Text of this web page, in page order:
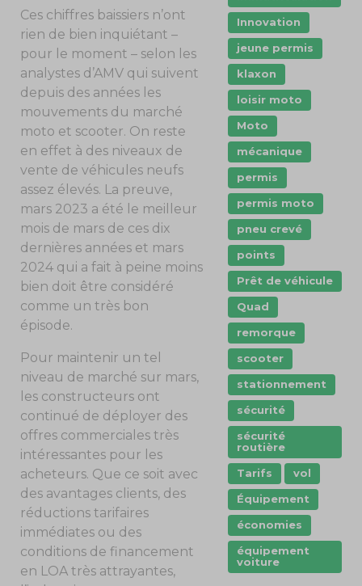
Ces chiffres baissiers n’ont
rien de bien inquiétant –
pour le moment – selon les
analystes d’AMV qui suivent
depuis des années les
mouvements du marché
moto et scooter. On reste
en effet à des niveaux de
vente de véhicules neufs
assez élevés. La preuve,
mars 2023 a été le meilleur
mois de mars de ces dix
dernières années et mars
2024 qui a fait à peine moins
bien doit être considéré
comme un très bon
épisode.
Pour maintenir un tel
niveau de marché sur mars,
les constructeurs ont
continué de déployer des
offres commerciales très
intéressantes pour les
acheteurs. Que ce soit avec
des avantages clients, des
réductions tarifaires
immédiates ou des
conditions de financement
en LOA très attrayantes,
Innovation
jeune permis
klaxon
loisir moto
Moto
mécanique
permis
permis moto
pneu crevé
points
Prêt de véhicule
Quad
remorque
scooter
stationnement
sécurité
sécurité
routière
Tarifs
vol
Équipement
économies
équipement
voiture